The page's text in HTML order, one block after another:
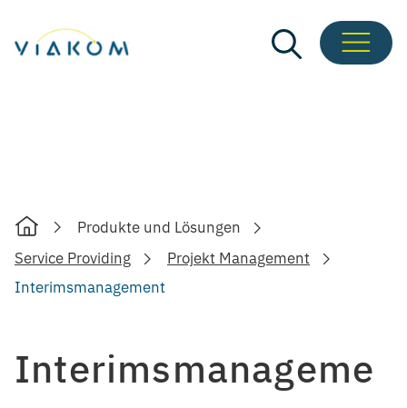
Inhalt
Home
Produkte und Lösungen
Service Providing
Projekt Management
Interimsmanagement
Interimsmanageme